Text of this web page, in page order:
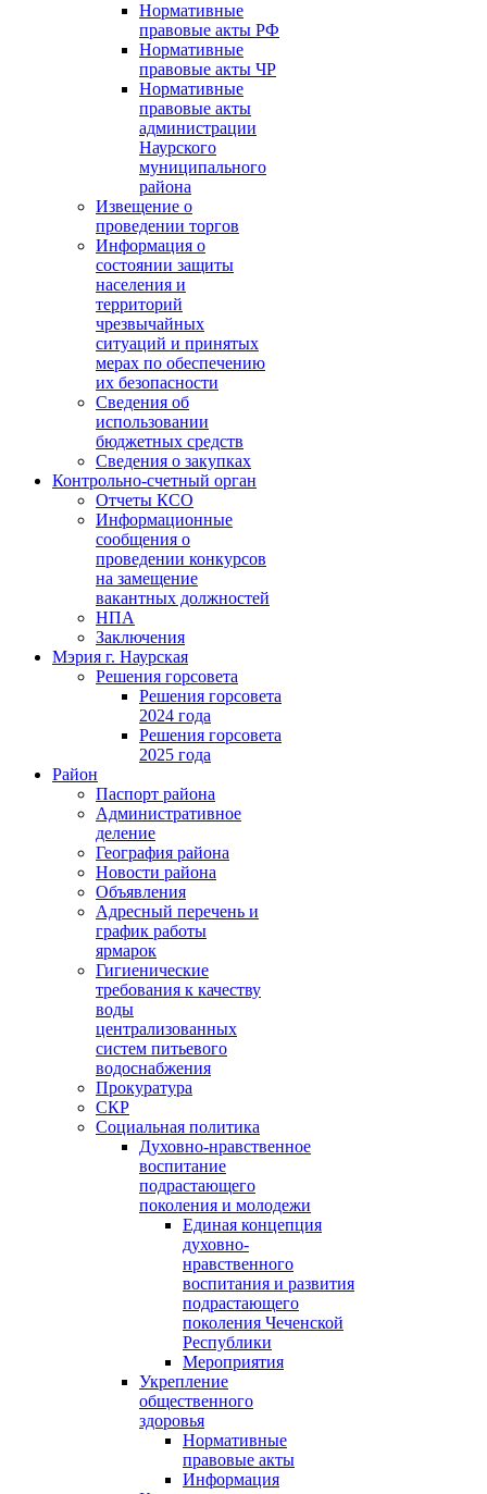
Нормативные
правовые акты РФ
Нормативные
правовые акты ЧР
Нормативные
правовые акты
администрации
Наурского
муниципального
района
Извещение о
проведении торгов
Информация о
состоянии защиты
населения и
территорий
чрезвычайных
ситуаций и принятых
мерах по обеспечению
их безопасности
Сведения об
использовании
бюджетных средств
Сведения о закупках
Контрольно-счетный орган
Отчеты КСО
Информационные
сообщения о
проведении конкурсов
на замещение
вакантных должностей
НПА
Заключения
Мэрия г. Наурская
Решения горсовета
Решения горсовета
2024 года
Решения горсовета
2025 года
Район
Паспорт района
Административное
деление
География района
Новости района
Объявления
Адресный перечень и
график работы
ярмарок
Гигиенические
требования к качеству
воды
централизованных
систем питьевого
водоснабжения
Прокуратура
СКР
Социальная политика
Духовно-нравственное
воспитание
подрастающего
поколения и молодежи
Единая концепция
духовно-
нравственного
воспитания и развития
подрастающего
поколения Чеченской
Республики
Мероприятия
Укрепление
общественного
здоровья
Нормативные
правовые акты
Информация